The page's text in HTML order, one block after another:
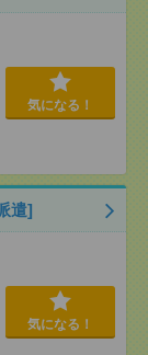
気になる！
遣]
気になる！